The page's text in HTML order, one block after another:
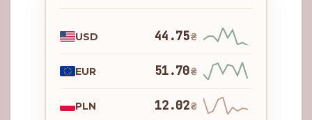
USD 44.75₴
EUR 51.70₴
PLN 12.02₴